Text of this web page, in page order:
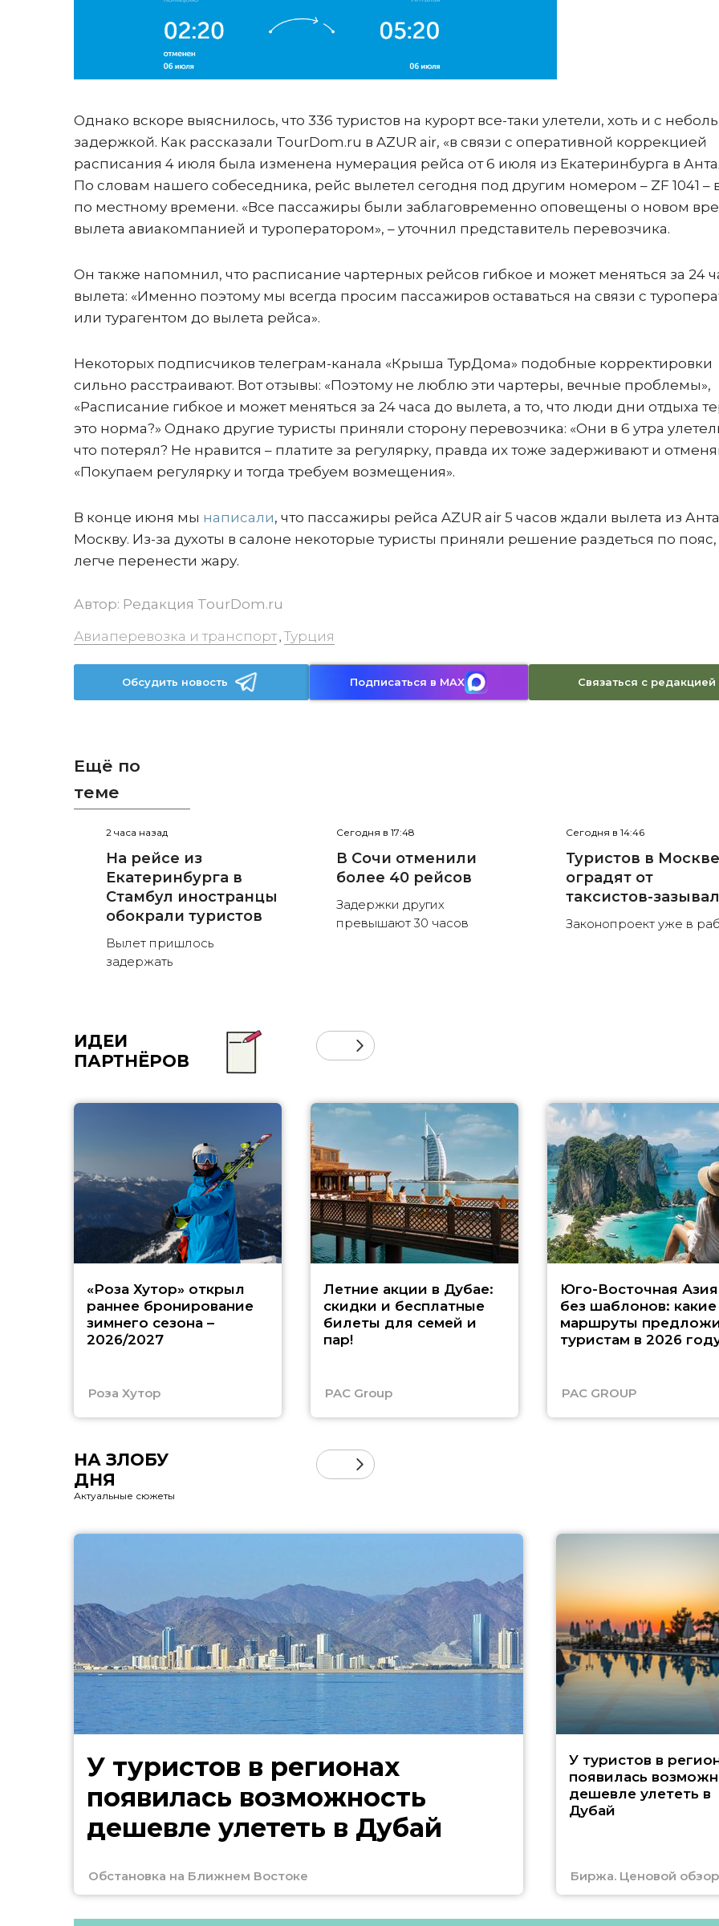
Однако вскоре выяснилось, что 336 туристов на курорт все-таки улетели, хоть и с
задержкой. Как рассказали TourDom.ru в AZUR air, «в связи с оперативной коррекцией
расписания 4 июля была изменена нумерация рейса от 6 июля из Екатеринбурга в
По словам нашего собеседника, рейс вылетел сегодня под другим номером – ZF 1041 –
по местному времени. «Все пассажиры были заблаговременно оповещены о новом
вылета авиакомпанией и туроператором», – уточнил представитель перевозчика.
Он также напомнил, что расписание чартерных рейсов гибкое и может меняться за 24
вылета: «Именно поэтому мы всегда просим пассажиров оставаться на связи с
или турагентом до вылета рейса».
Некоторых подписчиков телеграм-канала «Крыша ТурДома» подобные корректировки
сильно расстраивают. Вот отзывы: «Поэтому не люблю эти чартеры, вечные проблемы»,
«Расписание гибкое и может меняться за 24 часа до вылета, а то, что люди дни отдыха
это норма?» Однако другие туристы приняли сторону перевозчика: «Они в 6 утра
что потерял? Не нравится – платите за регулярку, правда их тоже задерживают и
«Покупаем регулярку и тогда требуем возмещения».
В конце июня мы написали, что пассажиры рейса AZUR air 5 часов ждали вылета из
Москву. Из-за духоты в салоне некоторые туристы приняли решение раздеться по пояс,
легче перенести жару.
Автор: Редакция TourDom.ru
Авиаперевозка и транспорт, Турция
Обсудить новость Подписаться в MAX Связаться с редакцией
Ещё по
теме
2 часа назад
На рейсе из
Екатеринбурга в
Стамбул иностранцы
обокрали туристов
Вылет пришлось
задержать
Сегодня в 17:48
В Сочи отменили
более 40 рейсов
Задержки других
превышают 30 часов
Сегодня в 14:46
Туристов в Москве
оградят от
таксистов-зазывал
Законопроект уже в
ИДЕИ
ПАРТНЁРОВ
«Роза Хутор» открыл
раннее бронирование
зимнего сезона –
2026/2027
Роза Хутор
Летние акции в Дубае:
скидки и бесплатные
билеты для семей и
пар!
PAC Group
Юго-Восточная Азия
без шаблонов: какие
маршруты
туристам в 2026
PAC GROUP
НА ЗЛОБУ
ДНЯ
Актуальные сюжеты
У туристов в регионах
появилась возможность
дешевле улететь в Дубай
Обстановка на Ближнем Востоке
У туристов в
появилась
дешевле улететь в
Дубай
Биржа. Ценовой обзор